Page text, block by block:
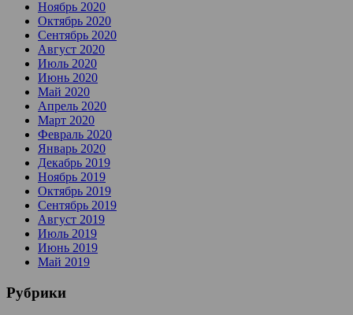
Ноябрь 2020
Октябрь 2020
Сентябрь 2020
Август 2020
Июль 2020
Июнь 2020
Май 2020
Апрель 2020
Март 2020
Февраль 2020
Январь 2020
Декабрь 2019
Ноябрь 2019
Октябрь 2019
Сентябрь 2019
Август 2019
Июль 2019
Июнь 2019
Май 2019
Рубрики